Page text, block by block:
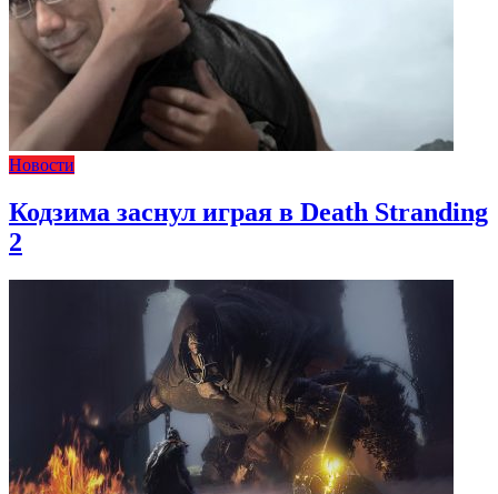
Новости
Кодзима заснул играя в Death Stranding
2